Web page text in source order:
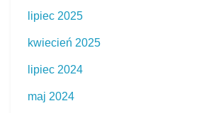
lipiec 2025
kwiecień 2025
lipiec 2024
maj 2024